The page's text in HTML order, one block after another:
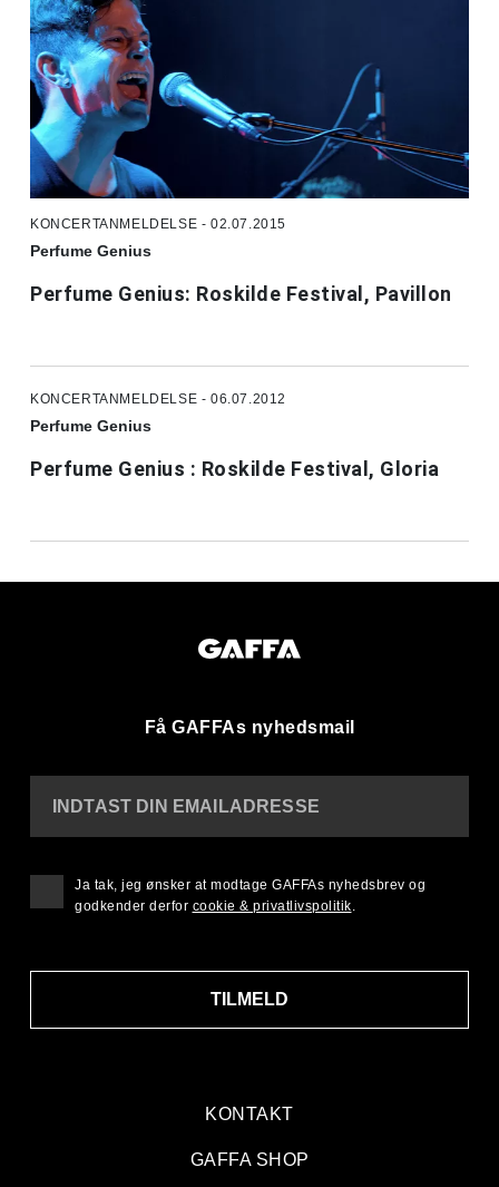
KONCERTANMELDELSE - 02.07.2015
Perfume Genius
Perfume Genius: Roskilde Festival, Pavillon
KONCERTANMELDELSE - 06.07.2012
Perfume Genius
Perfume Genius : Roskilde Festival, Gloria
Få GAFFAs nyhedsmail
KONTAKT
GAFFA SHOP
INDTAST DIN EMAILADRESSE
TILMELD
Ja tak, jeg ønsker at modtage GAFFAs nyhedsbrev og
godkender derfor cookie & privatlivspolitik.